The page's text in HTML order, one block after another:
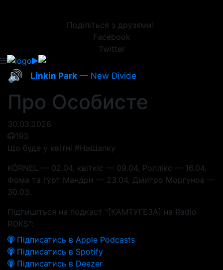
Поділіться з друзями!
Facebook
Twitter
🔊 Linkin Park — New Divide
Про Особисте
30.03.2026
193
Що буде у квітні #НаШапку
KÓRNEL — 02.04, квіткіс — 09.04, Роллікс — 16.04,
Фома та гурт Мандри — 23.04, Дмитро Моргунов —
30.03.
Підпишіться на подкаст "[КАМТУГЕЗА] на Radio
ROKS":
Підписатись в Apple Podcasts
Підписатись в Spotify
Підписатись в Deezer